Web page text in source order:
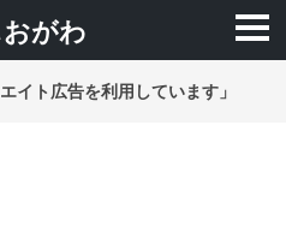
がわ
イト広告を利用しています」